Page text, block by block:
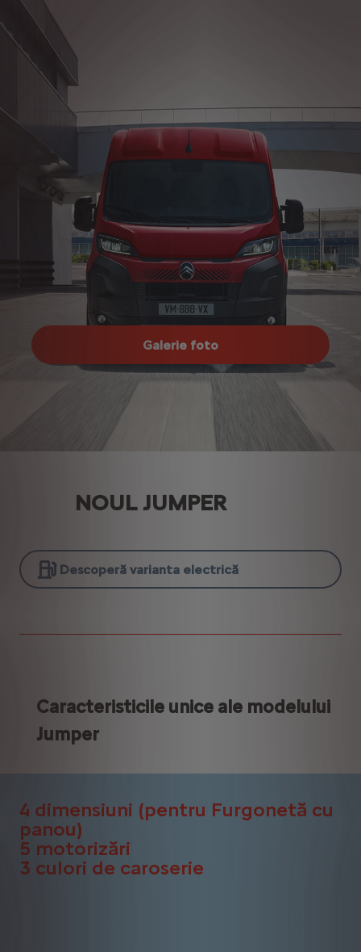
Galerie foto
NOUL JUMPER
Descoperă varianta electrică
Caracteristicile unice ale modelului
Jumper
4 dimensiuni (pentru Furgonetă cu
panou)
5 motorizări
3 culori de caroserie